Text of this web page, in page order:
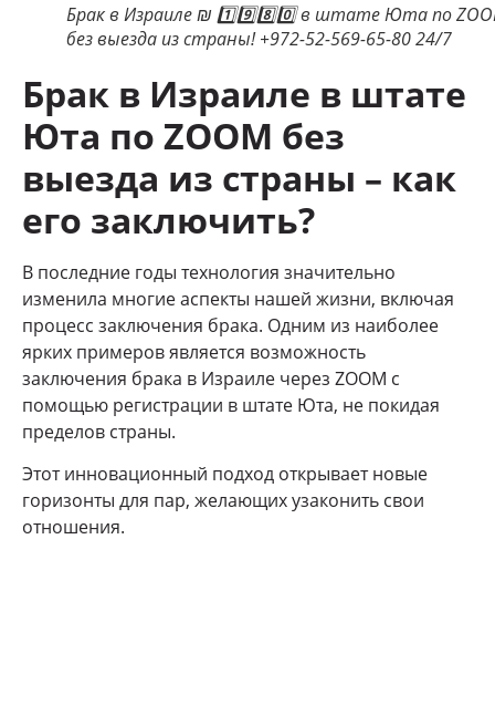
Брак в Израиле ₪ 1️⃣9️⃣8️⃣0️⃣ в штате Юта по
без выезда из страны! +972-52-569-65-80 24/7
Брак в Израиле в штате
Юта по ZOOM без
выезда из страны – как
его заключить?
В последние годы технология значительно
изменила многие аспекты нашей жизни, включая
процесс заключения брака. Одним из наиболее
ярких примеров является возможность
заключения брака в Израиле через ZOOM с
помощью регистрации в штате Юта, не покидая
пределов страны.
Этот инновационный подход открывает новые
горизонты для пар, желающих узаконить свои
отношения.